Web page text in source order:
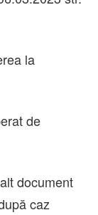
la
de
document
caz